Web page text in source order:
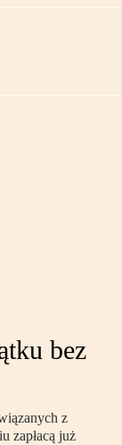
bez
z
zapłacą już